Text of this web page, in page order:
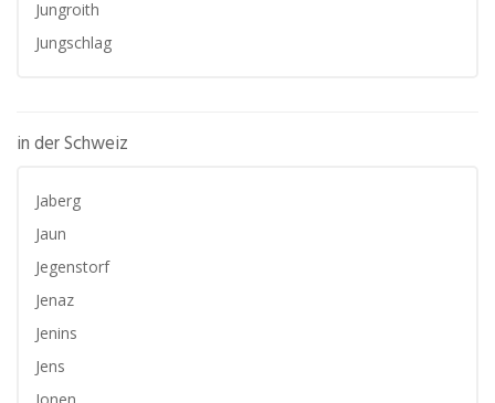
Jungroith
Jungschlag
in der Schweiz
Jaberg
Jaun
Jegenstorf
Jenaz
Jenins
Jens